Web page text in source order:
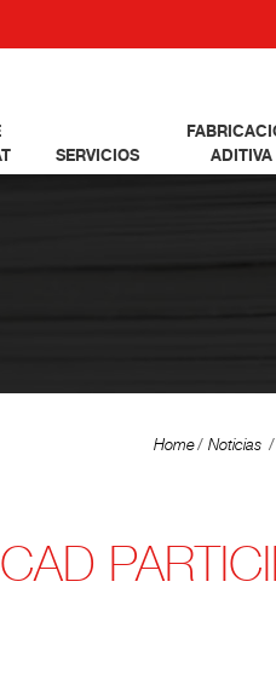
SERVICIOS
ADITIVA
Home Noticias